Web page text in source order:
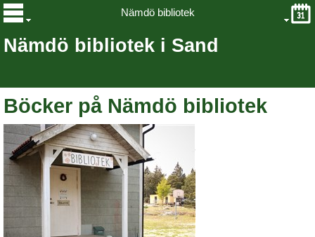
Nämdö bibliotek i Sand
Nämdö bibliotek
Böcker på Nämdö bibliotek